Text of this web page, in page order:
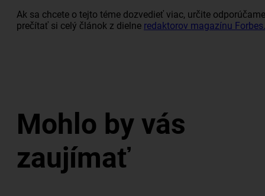
Ak sa chcete o tejto téme dozvedieť viac, určite odporúčame
prečítať si celý článok z dielne redaktorov magazínu
Mohlo by vás
zaujímať